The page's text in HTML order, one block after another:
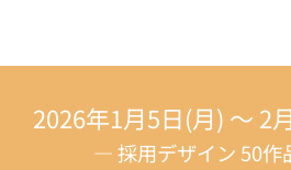
2026年1月5日(月) ～ 2
― 採用デザイン 50作